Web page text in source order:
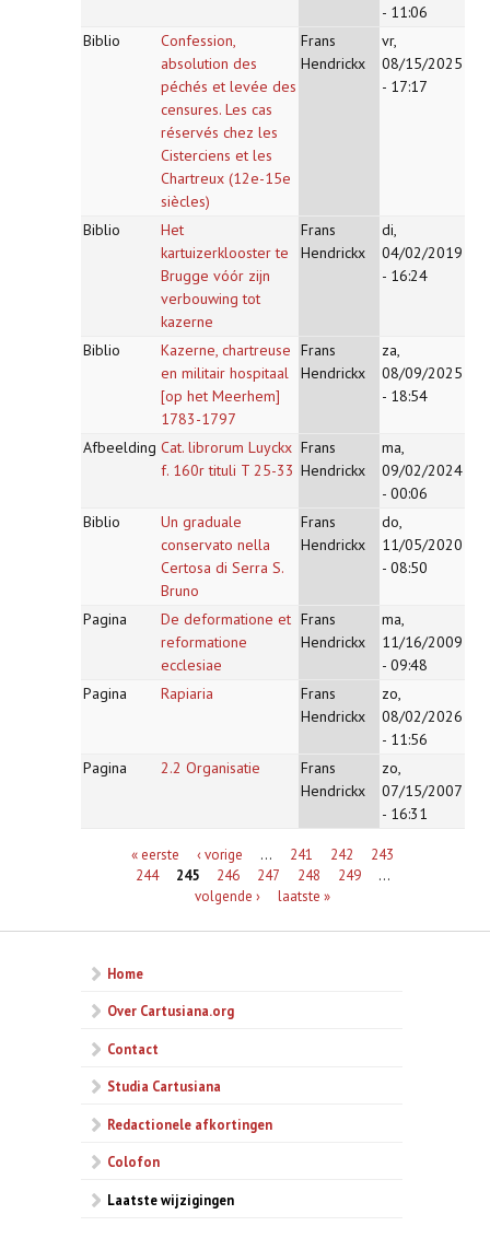
- 11:06
Biblio
Confession,
absolution des
péchés et levée des
censures. Les cas
réservés chez les
Cisterciens et les
Chartreux (12e-15e
siècles)
Frans
Hendrickx
vr,
08/15/2025
- 17:17
Biblio
Het
kartuizerklooster te
Brugge vóór zijn
verbouwing tot
kazerne
Frans
Hendrickx
di,
04/02/2019
- 16:24
Biblio
Kazerne, chartreuse
en militair hospitaal
[op het Meerhem]
1783-1797
Frans
Hendrickx
za,
08/09/2025
- 18:54
Afbeelding Cat. librorum Luyckx
f. 160r tituli T 25-33
Frans
Hendrickx
ma,
09/02/2024
- 00:06
Biblio
Un graduale
conservato nella
Certosa di Serra S.
Bruno
Frans
Hendrickx
do,
11/05/2020
- 08:50
Pagina
De deformatione et
reformatione
ecclesiae
Frans
Hendrickx
ma,
11/16/2009
- 09:48
Pagina
Rapiaria
Frans
Hendrickx
zo,
08/02/2026
- 11:56
Pagina
2.2 Organisatie
Frans
Hendrickx
zo,
07/15/2007
- 16:31
Pagina's« eerste ‹ vorige … 241 242
243
244
245 246 247 248 249
…
volgende ›
laatste »
Home
Over Cartusiana.org
Contact
Studia Cartusiana
Redactionele afkortingen
Colofon
Laatste wijzigingen